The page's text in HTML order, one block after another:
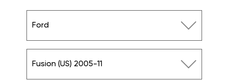
Ford
Fusion (US) 2005-11